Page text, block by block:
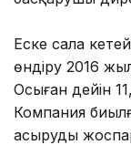
Еске сала
өндіру 2016
Осыған дейін
Компания
асыруды